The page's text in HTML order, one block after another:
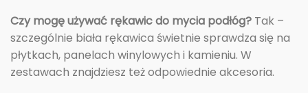
Czy mogę używać rękawic do mycia podłóg? Tak –
szczególnie biała rękawica świetnie sprawdza się na
płytkach, panelach winylowych i kamieniu. W
zestawach znajdziesz też odpowiednie akcesoria.